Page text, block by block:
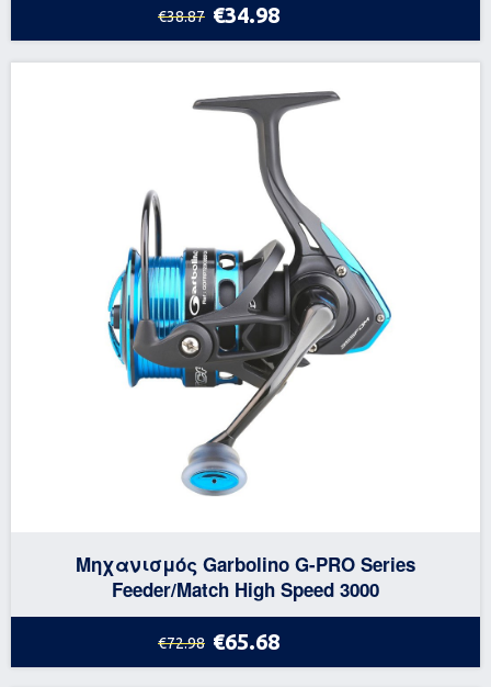
€38.87 €34.98
Μηχανισμός Garbolino G-PRO Series
Feeder/Match High Speed 3000
€72.98 €65.68